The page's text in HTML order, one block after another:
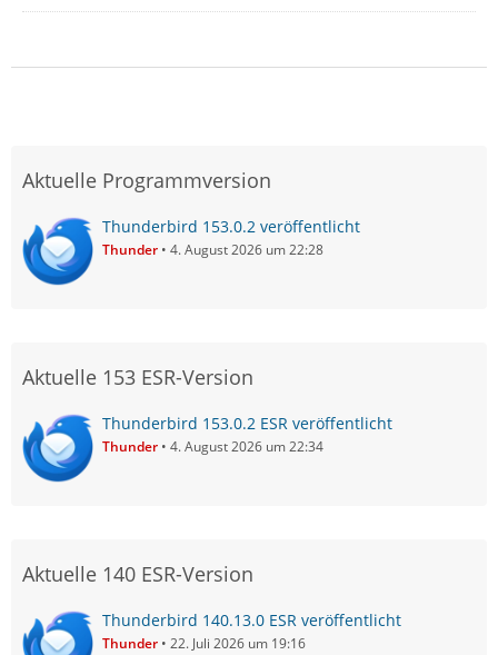
Aktuelle Programmversion
Thunderbird 153.0.2 veröffentlicht
Thunder 4. August 2026 um 22:28
Aktuelle 153 ESR-Version
Thunderbird 153.0.2 ESR veröffentlicht
Thunder 4. August 2026 um 22:34
Aktuelle 140 ESR-Version
Thunderbird 140.13.0 ESR veröffentlicht
Thunder 22. Juli 2026 um 19:16